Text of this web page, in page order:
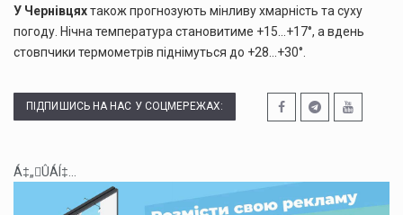
У Чернівцяхтакож прогнозують мінливу хмарність та суху
погоду. Нічна температура становитиме +15…+17°, а вдень
стовпчики термометрів піднімуться до +28…+30°.
ПІДПИШИСЬ НА НАС У СОЦМЕРЕЖАХ:
Á‡„ÛÁÍ‡...